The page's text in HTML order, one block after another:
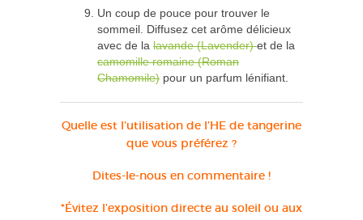
Un coup de pouce pour trouver le
sommeil. Diffusez cet arôme délicieux
avec de la lavande (Lavender)et de la
camomille romaine (Roman
Chamomile) pour un parfum lénifiant.
Quelle est l’utilisation de l’HE de tangerine
que vous préférez ?
Dites-le-nous en commentaire !
*Évitez l’exposition directe au soleil ou aux